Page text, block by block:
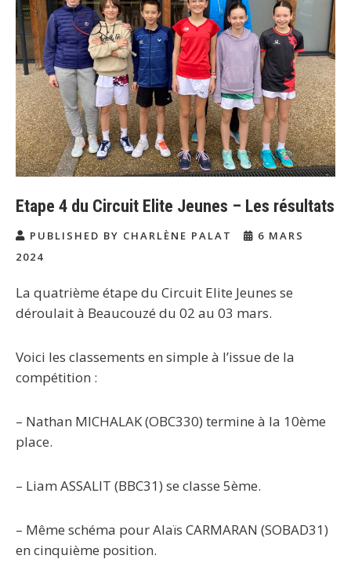
Etape 4 du Circuit Elite Jeunes – Les résultats
PUBLISHED BY CHARLÈNE PALAT
6 MARS
2024
La quatrième étape du Circuit Elite Jeunes se
déroulait à Beaucouzé du 02 au 03 mars.
Voici les classements en simple à l’issue de la
compétition :
– Nathan MICHALAK (OBC330) termine à la 10ème
place.
– Liam ASSALIT (BBC31) se classe 5ème.
– Même schéma pour Alaïs CARMARAN (SOBAD31)
en cinquième position.